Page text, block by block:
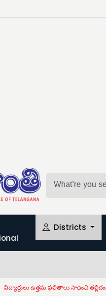
Districts
విద్యార్థులు ఉత్తమ ఫలితాలు సాధించి